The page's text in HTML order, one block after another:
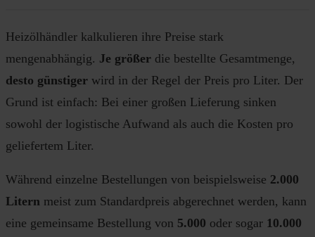
Heizölhändler kalkulieren ihre Preise stark
mengenabhängig. Je größer die bestellte Gesamtmenge,
desto günstiger wird in der Regel der Preis pro Liter. Der
Grund ist einfach: Bei einer großen Lieferung sinken
sowohl der logistische Aufwand als auch die Kosten pro
geliefertem Liter.
Während einzelne Bestellungen von beispielsweise 2.000
Litern meist zum Standardpreis abgerechnet werden, kann
eine gemeinsame Bestellung von 5.000 oder sogar 10.000